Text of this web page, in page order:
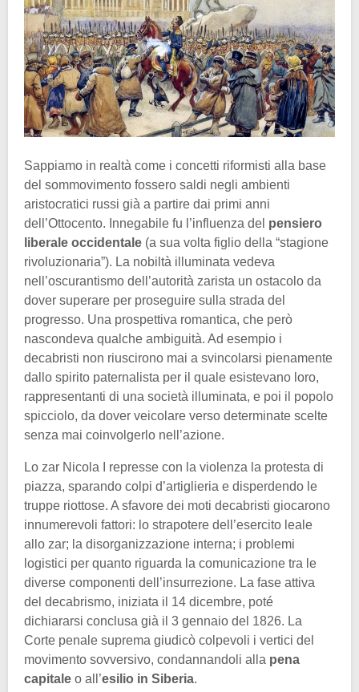
Sappiamo in realtà come i concetti riformisti alla base
del sommovimento fossero saldi negli ambienti
aristocratici russi già a partire dai primi anni
dell’Ottocento. Innegabile fu l’influenza del pensiero
liberale occidentale (a sua volta figlio della “stagione
rivoluzionaria”). La nobiltà illuminata vedeva
nell’oscurantismo dell’autorità zarista un ostacolo da
dover superare per proseguire sulla strada del
progresso. Una prospettiva romantica, che però
nascondeva qualche ambiguità. Ad esempio i
decabristi non riuscirono mai a svincolarsi pienamente
dallo spirito paternalista per il quale esistevano loro,
rappresentanti di una società illuminata, e poi il popolo
spicciolo, da dover veicolare verso determinate scelte
senza mai coinvolgerlo nell’azione.
Lo zar Nicola I represse con la violenza la protesta di
piazza, sparando colpi d’artiglieria e disperdendo le
truppe riottose. A sfavore dei moti decabristi giocarono
innumerevoli fattori: lo strapotere dell’esercito leale
allo zar; la disorganizzazione interna; i problemi
logistici per quanto riguarda la comunicazione tra le
diverse componenti dell’insurrezione. La fase attiva
del decabrismo, iniziata il 14 dicembre, poté
dichiararsi conclusa già il 3 gennaio del 1826. La
Corte penale suprema giudicò colpevoli i vertici del
movimento sovversivo, condannandoli alla pena
capitale o all’esilio in Siberia.